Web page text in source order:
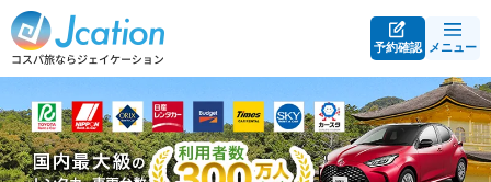
予約確認 メニュー